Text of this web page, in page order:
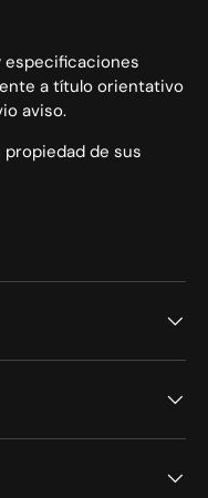
especificaciones
a título orientativo
aviso.
propiedad de sus